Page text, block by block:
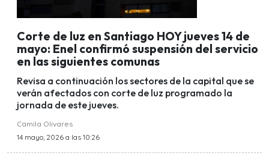
Corte de luz en Santiago HOY jueves 14 de
mayo: Enel confirmó suspensión del servicio
en las siguientes comunas
Revisa a continuación los sectores de la capital que se
verán afectados con corte de luz programado la
jornada de este jueves.
Camila Olivares
14 mayo, 2026 a las 10:26